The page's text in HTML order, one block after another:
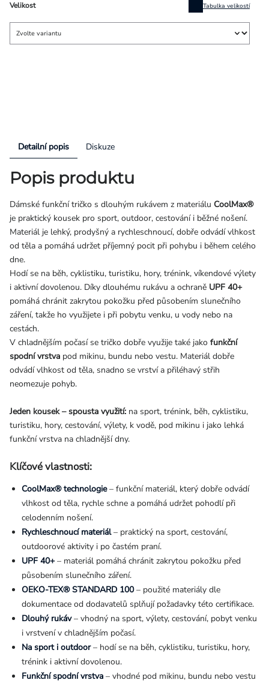
Velikost Tabulka velikostí
Detailní popis Diskuze
Popis produktu
Dámské funkční tričko s dlouhým rukávem z materiálu CoolMax®
je praktický kousek pro sport, outdoor, cestování i běžné nošení.
Materiál je lehký, prodyšný a rychleschnoucí, dobře odvádí vlhkost
od těla a pomáhá udržet příjemný pocit při pohybu i během celého
dne.
Hodí se na běh, cyklistiku, turistiku, hory, trénink, víkendové výlety
i aktivní dovolenou. Díky dlouhému rukávu a ochraně UPF 40+
pomáhá chránit zakrytou pokožku před působením slunečního
záření, takže ho využijete i při pobytu venku, u vody nebo na
cestách.
V chladnějším počasí se tričko dobře využije také jako funkční
spodní vrstva pod mikinu, bundu nebo vestu. Materiál dobře
odvádí vlhkost od těla, snadno se vrství a přiléhavý střih
neomezuje pohyb.
Jeden kousek – spousta využití: na sport, trénink, běh, cyklistiku,
turistiku, hory, cestování, výlety, k vodě, pod mikinu i jako lehká
funkční vrstva na chladnější dny.
Klíčové vlastnosti:
CoolMax® technologie– funkční materiál, který dobře odvádí
vlhkost od těla, rychle schne a pomáhá udržet pohodlí při
celodenním nošení.
Rychleschnoucí materiál– praktický na sport, cestování,
outdoorové aktivity i po častém praní.
UPF 40+– materiál pomáhá chránit zakrytou pokožku před
působením slunečního záření.
OEKO-TEX® STANDARD 100– použité materiály dle
dokumentace od dodavatelů splňují požadavky této certifikace.
Dlouhý rukáv– vhodný na sport, výlety, cestování, pobyt venku
i vrstvení v chladnějším počasí.
Na sport i outdoor– hodí se na běh, cyklistiku, turistiku, hory,
trénink i aktivní dovolenou.
Funkční spodní vrstva – vhodné pod mikinu, bundu nebo vestu